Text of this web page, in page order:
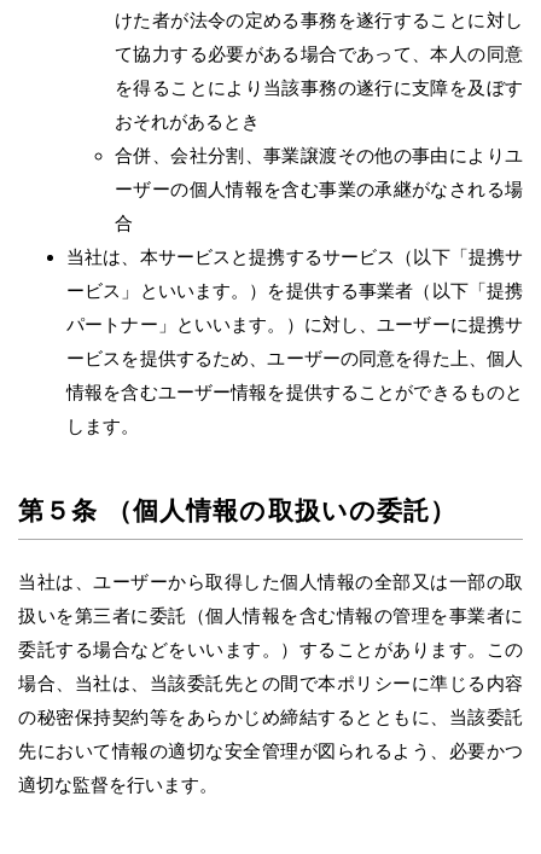
けた者が法令の定める事務を遂行することに対し
て協力する必要がある場合であって、本人の同意
を得ることにより当該事務の遂行に支障を及ぼす
おそれがあるとき
合併、会社分割、事業譲渡その他の事由によりユ
ーザーの個人情報を含む事業の承継がなされる場
合
当社は、本サービスと提携するサービス（以下「提携サ
ービス」といいます。）を提供する事業者（以下「提携
パートナー」といいます。）に対し、ユーザーに提携サ
ービスを提供するため、ユーザーの同意を得た上、個人
情報を含むユーザー情報を提供することができるものと
します。
第５条 （個人情報の取扱いの委託）
当社は、ユーザーから取得した個人情報の全部又は一部の取
扱いを第三者に委託（個人情報を含む情報の管理を事業者に
委託する場合などをいいます。）することがあります。この
場合、当社は、当該委託先との間で本ポリシーに準じる内容
の秘密保持契約等をあらかじめ締結するとともに、当該委託
先において情報の適切な安全管理が図られるよう、必要かつ
適切な監督を行います。